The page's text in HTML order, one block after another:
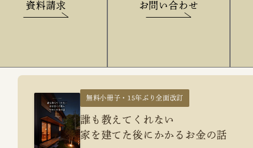
資料請求 お問い合わせ
無料小冊子・15年ぶり全面改訂
誰も教えてくれない
家を建てた後にかかるお金の話